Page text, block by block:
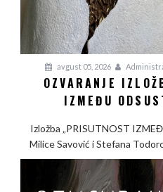
avgust 05, 2026
OZVARANJE
IZMEĐU
Izložba „PRISUTNOST
Milice Savović i Stefana